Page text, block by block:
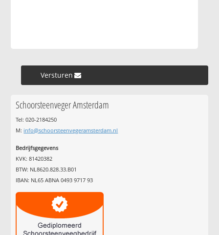
Versturen »
Schoorsteenveger Amsterdam
Tel: 020-2184250
M: info@schoorsteenvegeramsterdam.nl
Bedrijfsgegevens
KVK: 81420382
BTW: NL8620.828.33.B01
IBAN: NL65 ABNA 0493 9717 93